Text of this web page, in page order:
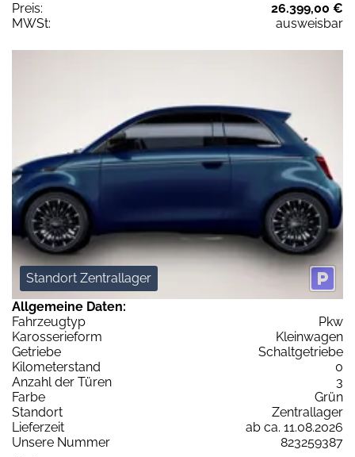
Preis:
26.399,00 €
MWSt:
ausweisbar
Standort Zentrallager
Allgemeine Daten:
Fahrzeugtyp
Pkw
Karosserieform
Kleinwagen
Getriebe
Schaltgetriebe
Kilometerstand
0
Anzahl der Türen
3
Farbe
Grün
Standort
Zentrallager
Lieferzeit
ab ca. 11.08.2026
Unsere Nummer
823259387